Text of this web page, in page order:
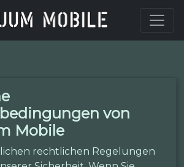
von
Mobile
rechtlichen Regelungen